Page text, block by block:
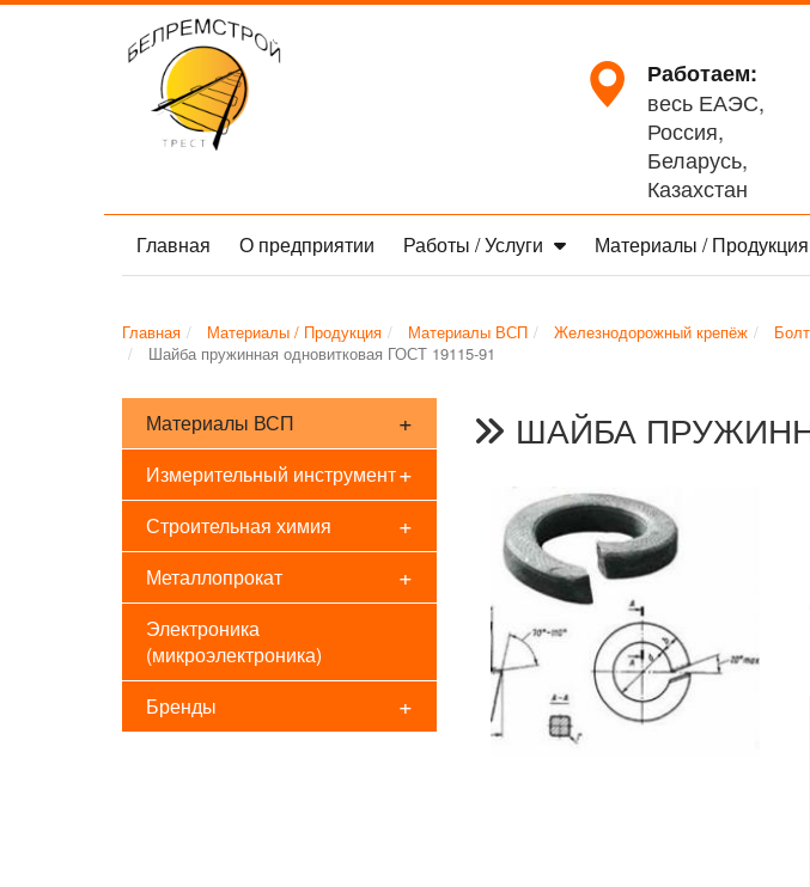
Работаем:
весь ЕАЭС,
Россия,
Беларусь,
Казахстан
Главная О предприятии Работы / Услуги Материалы / Продукция
Главная Материалы / Продукция Материалы ВСП Железнодорожный крепёж
Шайба пружинная одновитковая ГОСТ 19115-91
Материалы ВСП +
Измерительный инструмент+
Строительная химия +
Металлопрокат +
Электроника
(микроэлектроника)
Бренды
+
ШАЙБА